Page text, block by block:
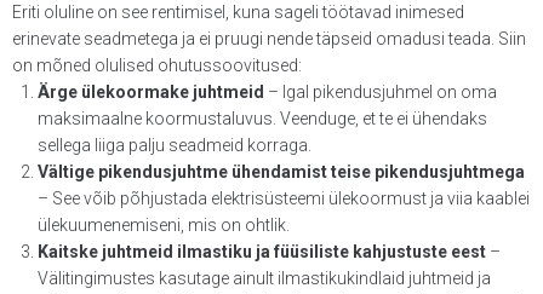
Eriti oluline on see rentimisel, kuna sageli töötavad inimesed
erinevate seadmetega ja ei pruugi nende täpseid omadusi teada. Siin
on mõned olulised ohutussoovitused:
Ärge ülekoormake juhtmeid – Igal pikendusjuhmel on oma
maksimaalne koormustaluvus. Veenduge, et te ei ühendaks
sellega liiga palju seadmeid korraga.
Vältige pikendusjuhtme ühendamist teise pikendusjuhtmega
– See võib põhjustada elektrisüsteemi ülekoormust ja viia kaablei
ülekuumenemiseni, mis on ohtlik.
Kaitske juhtmeid ilmastiku ja füüsiliste kahjustuste eest –
Välitingimustes kasutage ainult ilmastikukindlaid juhtmeid ja